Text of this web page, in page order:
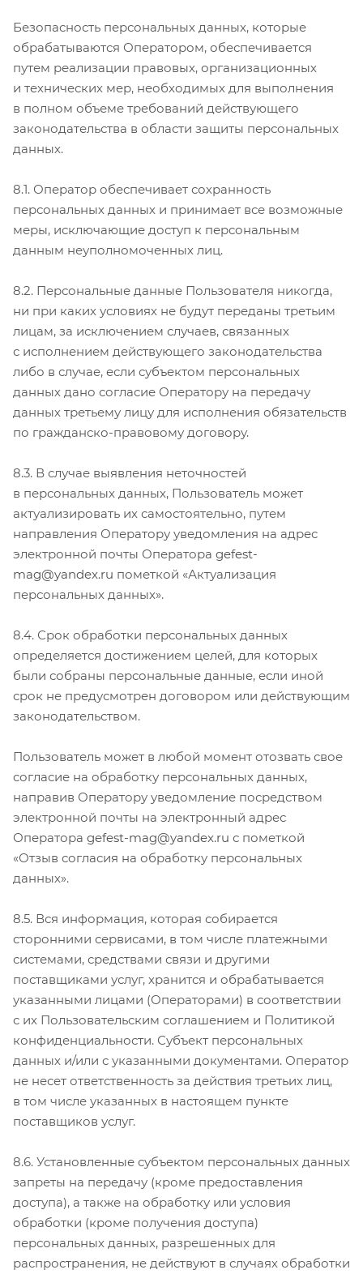
Безопасность персональных данных, которые
обрабатываются Оператором, обеспечивается
путем реализации правовых, организационных
и технических мер, необходимых для выполнения
в полном объеме требований действующего
законодательства в области защиты персональных
данных.
8.1. Оператор обеспечивает сохранность
персональных данных и принимает все возможные
меры, исключающие доступ к персональным
данным неуполномоченных лиц.
8.2. Персональные данные Пользователя никогда,
ни при каких условиях не будут переданы третьим
лицам, за исключением случаев, связанных
с исполнением действующего законодательства
либо в случае, если субъектом персональных
данных дано согласие Оператору на передачу
данных третьему лицу для исполнения обязательств
по гражданско-правовому договору.
8.3. В случае выявления неточностей
в персональных данных, Пользователь может
актуализировать их самостоятельно, путем
направления Оператору уведомления на адрес
электронной почты Оператора gefest-
mag@yandex.ru пометкой «Актуализация
персональных данных».
8.4. Срок обработки персональных данных
определяется достижением целей, для которых
были собраны персональные данные, если иной
срок не предусмотрен договором или действующим
законодательством.
Пользователь может в любой момент отозвать свое
согласие на обработку персональных данных,
направив Оператору уведомление посредством
электронной почты на электронный адрес
Оператора gefest-mag@yandex.ru с пометкой
«Отзыв согласия на обработку персональных
данных».
8.5. Вся информация, которая собирается
сторонними сервисами, в том числе платежными
системами, средствами связи и другими
поставщиками услуг, хранится и обрабатывается
указанными лицами (Операторами) в соответствии
с их Пользовательским соглашением и Политикой
конфиденциальности. Субъект персональных
данных и/или с указанными документами. Оператор
не несет ответственность за действия третьих лиц,
в том числе указанных в настоящем пункте
поставщиков услуг.
8.6. Установленные субъектом персональных данных
запреты на передачу (кроме предоставления
доступа), а также на обработку или условия
обработки (кроме получения доступа)
персональных данных, разрешенных для
распространения, не действуют в случаях обработки